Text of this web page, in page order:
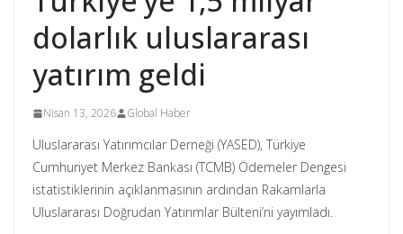
dolarlık uluslararası
yatırım geldi
Nisan 13, 2026 Global Haber
Uluslararası Yatırımcılar Derneği (YASED), Türkiye
Cumhuriyet Merkez Bankası (TCMB) Ödemeler Dengesi
istatistiklerinin açıklanmasının ardından Rakamlarla
Uluslararası Doğrudan Yatırımlar Bülteni’ni yayımladı.